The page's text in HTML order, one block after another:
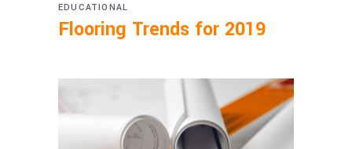
EDUCATIONAL
Flooring Trends for 2019